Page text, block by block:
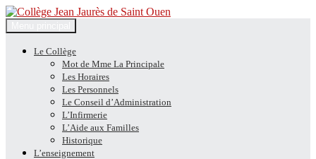
Collège Jean Jaurès de Saint
Ouen
Recherche
au
contenu
Le Collège
Mot de Mme La Principale
Les Horaires
Les Personnels
Le Conseil d’Administration
L’Infirmerie
L’Aide aux Familles
Historique
L’enseignement